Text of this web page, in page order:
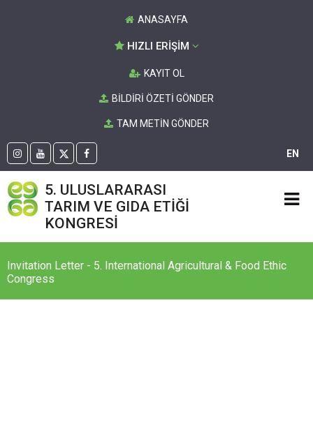
ANASAYFA
HIZLI ERİŞİM
KAYIT OL
BİLDİRİ ÖZETİ GÖNDER
TAM METİN GÖNDER
EN
5. ULUSLARARASI
TARIM VE GIDA ETİĞİ
KONGRESİ
Invitation Letter - 5. International Agricultural & Food Ethic
Congress